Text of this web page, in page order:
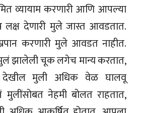
व्यायाम करणारी आणि आपल्या
लक्ष देणारी मुले जास्त आवडतात.
करणारी मुले आवडत नाहीत.
झालेली चूक लगेच मान्य करतात,
देखील मुली अधिक वेळ घालवू
मुलींसोबत नेहमी बोलत राहतात,